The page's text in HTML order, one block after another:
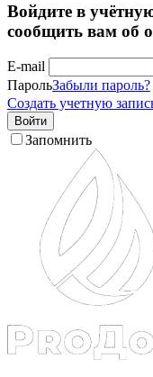
Войдите в
сообщить вам об
E-mail
ПарольЗабыли пароль?
Создать учетную
Войти
Запомнить